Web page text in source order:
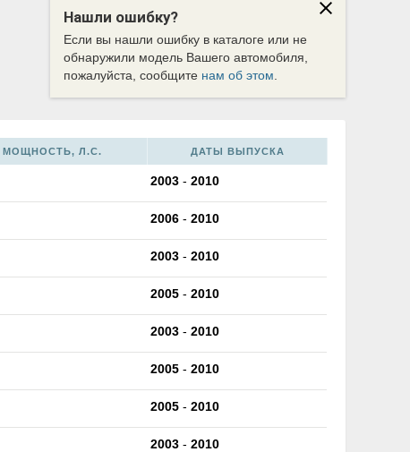
Нашли ошибку?
Если вы нашли ошибку в каталоге или не
обнаружили модель Вашего автомобиля,
пожалуйста, сообщите нам об этом
МОЩНОСТЬ, Л.С. ДАТЫ ВЫПУСКА
2003 - 2010
2006 - 2010
2003 - 2010
2005 - 2010
2003 - 2010
2005 - 2010
2005 - 2010
2003 - 2010